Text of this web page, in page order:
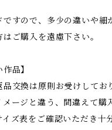
ですので、多少の違いや
ご購入を遠慮下さい。
品】
品交換は原則お受けしてお
メージと違う、間違えて購
ズ表をご確認いただき十